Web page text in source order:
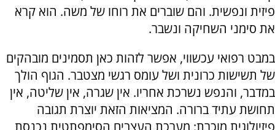
פיזית ונפשית. והם שוברים את רוחו של משה. הוא קרא
את סימני השחיקה ונשבר.
במבט רפואי עכשווי, אפשר לזהות כאן תסמינים מובהקים
של תשישות כרונית ושל עומס רגשי מצטבר. הגוף הולך
במדבר, והנפש נשרכת אחריו. אין שגרה, אין שליטה, אין
תחושת עתיד ברורה. המציאות הזאת יוצרת תגובה